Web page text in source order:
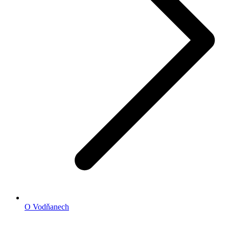
O Vodňanech